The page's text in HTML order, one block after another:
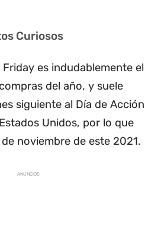
Curiosos
Friday es indudablemente el
del año, y suele
siguiente al Día de Acción
Unidos, por lo que
noviembre de este 2021.
ANUNCIOS